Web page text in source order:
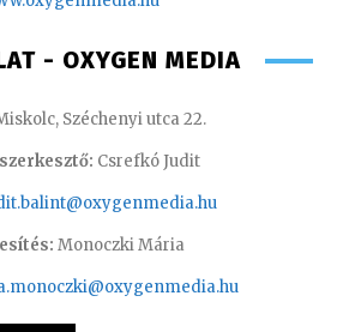
- OXYGEN MEDIA
Széchenyi utca 22.
Csrefkó Judit
Monoczki Mária